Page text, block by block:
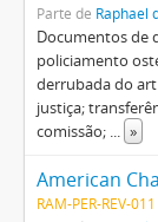
Parte de Raphael
Documentos de
policiamento
derrubada do
justiça;
comissão; ... »
American
RAM-PER-REV-011